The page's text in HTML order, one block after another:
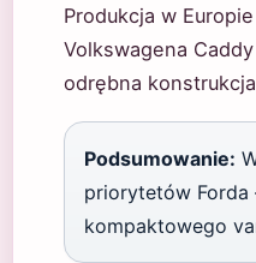
Produkcja w
Volkswagena
odrębna
Podsumowanie:
priorytetów Forda
kompaktowego